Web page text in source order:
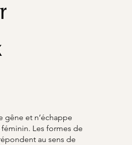
gêne et n’échappe
Les formes de
au sens de